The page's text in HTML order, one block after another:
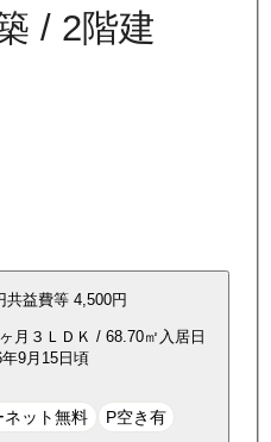
/ 2階建
共益費等 4,500円
月 ３ＬＤＫ / 68.70㎡ 入居日
9月15日頃
ネット無料 P空き有